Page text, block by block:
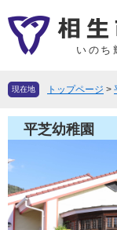
ー
先
す
。
ニ
を
し
て
文
へ
いのち
現在地 トップページ >
平芝幼稚園